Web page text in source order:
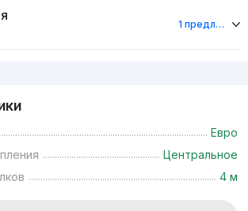
1 предложение
Евро
Центральное
4 м